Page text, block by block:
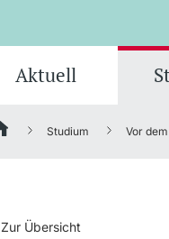
Fördernde &
Aktuell
Studium Vor
Zur Übersicht